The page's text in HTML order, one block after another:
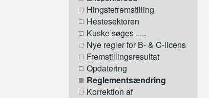
Hingstefremstilling
Hestesektoren
Kuske søges .....
Nye regler for B- & C-licens
Fremstillingsresultat
Opdatering
Reglementsændring
Korrektion af